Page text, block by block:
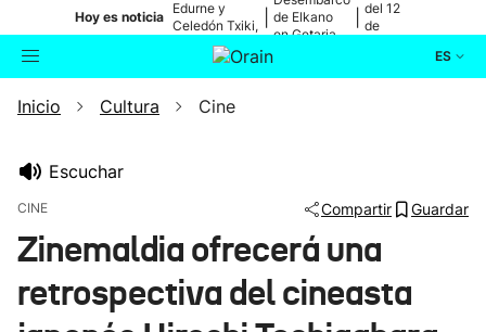
Hoy es noticia
Edurne y
Celedón Txiki,
en directo
de Elkano
en Getaria
del 12
de
ES
Buscador Actualidad
Ikusmiran
Inicio Cultura Cine
Escuchar
CINE Compartir Guardar
Zinemaldia ofrecerá una
retrospectiva del cineasta